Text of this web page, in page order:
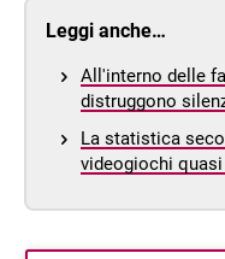
Leggi anche…
All'interno delle
distruggono
La statistica
videogiochi